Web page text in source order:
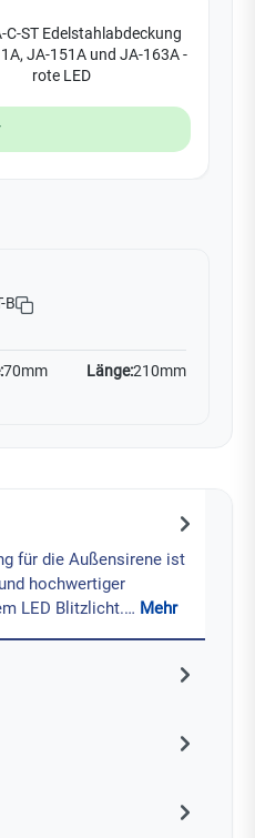
C-ST Edelstahlabdeckung
JA-151A und JA-163A -
rote LED
B
70mm Länge:210mm
für die Außensirene ist
hochwertiger
LED Blitzlicht.… Mehr